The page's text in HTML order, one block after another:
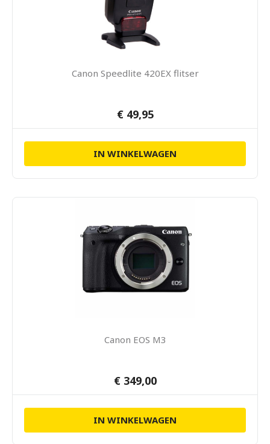
Canon Speedlite 420EX flitser
€ 49,95
IN WINKELWAGEN
Canon EOS M3
€ 349,00
IN WINKELWAGEN